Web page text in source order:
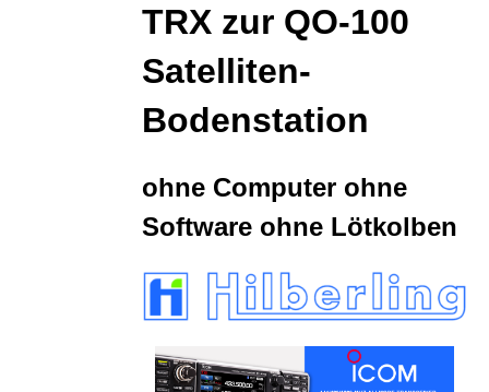
TRX zur QO-100
Satelliten-
Bodenstation
ohne Computer ohne
Software ohne Lötkolben